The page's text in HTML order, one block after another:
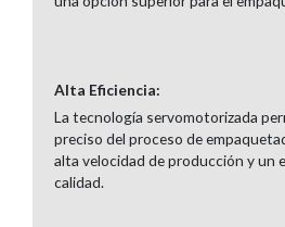
Alta Eficiencia:
La tecnología servomotorizada
preciso del proceso de
alta velocidad de producción y un
calidad.